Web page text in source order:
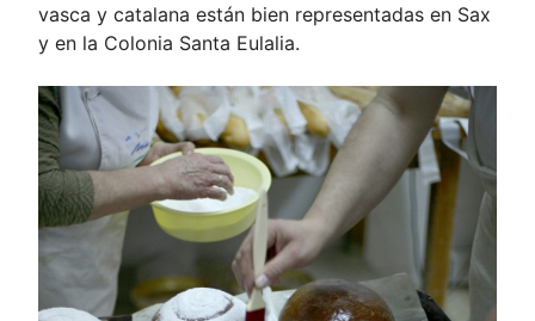
vasca y catalana están bien representadas en Sax
y en la Colonia Santa Eulalia.